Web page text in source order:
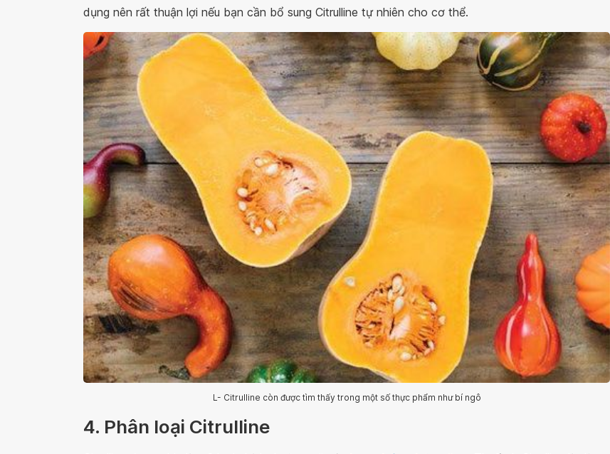
dụng nên rất thuận lợi nếu bạn cần bổ sung Citrulline tự nhiên cho cơ thể.
L- Citrulline còn được tìm thấy trong một số thực phẩm như bí ngô
4. Phân loại Citrulline